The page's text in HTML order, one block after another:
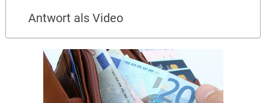
Antwort als Video